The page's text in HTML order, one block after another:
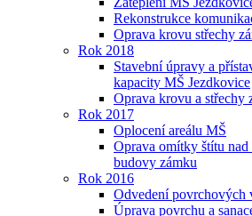
Rekonstrukce
Oprava krovu střechy
Rok 2018
Stavební úpravy a
kapacity MŠ Jezdkovice
Oprava krovu a střechy
Rok 2017
Oplocení areálu MŠ
Oprava omítky štítu nad
budovy zámku
Rok 2016
Odvedení povrchových
Úprava povrchu a